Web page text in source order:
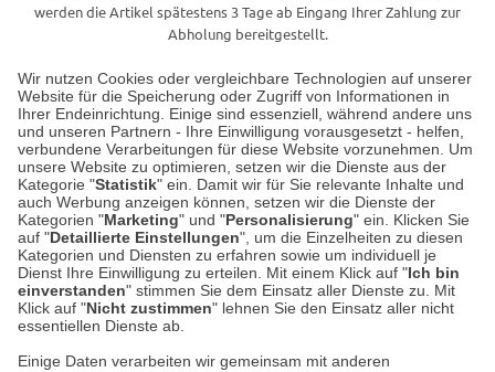
Wir nutzen Cookies oder vergleichbare Technologien auf unserer
Website für die Speicherung oder Zugriff von Informationen in
Ihrer Endeinrichtung. Einige sind essenziell, während andere uns
und unseren Partnern - Ihre Einwilligung vorausgesetzt - helfen,
verbundene Verarbeitungen für diese Website vorzunehmen. Um
unsere Website zu optimieren, setzen wir die Dienste aus der
Kategorie "Statistik" ein. Damit wir für Sie relevante Inhalte und
auch Werbung anzeigen können, setzen wir die Dienste der
Kategorien "Marketing" und "Personalisierung" ein. Klicken Sie
auf "Detaillierte Einstellungen", um die Einzelheiten zu diesen
Kategorien und Diensten zu erfahren sowie um individuell je
Dienst Ihre Einwilligung zu erteilen. Mit einem Klick auf "Ich bin
einverstanden" stimmen Sie dem Einsatz aller Dienste zu. Mit
Klick auf "Nicht zustimmen" lehnen Sie den Einsatz aller nicht
essentiellen Dienste ab.
Einige Daten verarbeiten wir gemeinsam mit anderen
werden die Artikel spätestens 3 Tage ab Eingang Ihrer Zahlung zur
Abholung bereitgestellt.
Unser Geschäft in Meckenheim
Auf dem Steinbüchel 6
53340 Meckenheim
Montag bis Samstag 9:00 Uhr bis 18:00 Uhr
weitere Information
Hier finden Sie uns im Netz